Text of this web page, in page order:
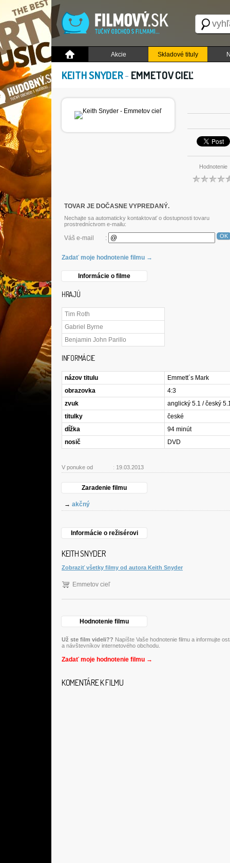
Akcie Skladové tituly
KEITH SNYDER- EMMETOV CIEĽ
Hodnotenie
TOVAR JE DOČASNE VYPREDANÝ.
Nechajte sa automaticky kontaktovať o dostupnosti tovaru
prostredníctvom e-mailu:
Váš e-mail : OK
Zadať moje hodnotenie filmu →
Informácie o filme
HRAJÚ
Tim Roth
Gabriel Byrne
Benjamin John Parillo
INFORMÁCIE
názov titulu
Emmett´s Mark
obrazovka
4:3
zvuk
anglický 5.1 / český
titulky
české
dĺžka
94 minút
nosič
DVD
V ponuke od : 19.03.2013
Zaradenie filmu
→ akčný
Informácie o režisérovi
KEITH SNYDER
Zobraziť všetky filmy od autora Keith Snyder
Emmetov cieľ
Hodnotenie filmu
Už ste film videli?? Napíšte Vaše hodnotenie filmu a informujte
a návštevníkov internetového obchodu.
Zadať moje hodnotenie filmu →
KOMENTÁRE K FILMU